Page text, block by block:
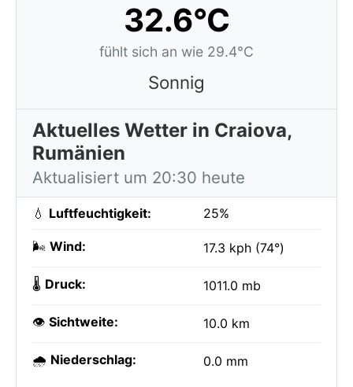
32.6°C
fühlt sich an wie 29.4°C
Sonnig
Aktuelles Wetter in Craiova,
Rumänien
Aktualisiert um 20:30 heute
💧 Luftfeuchtigkeit: 25%
🌬️ Wind: 17.3 kph (74°)
🌡️ Druck: 1011.0 mb
👁️ Sichtweite: 10.0 km
🌧️ Niederschlag: 0.0 mm